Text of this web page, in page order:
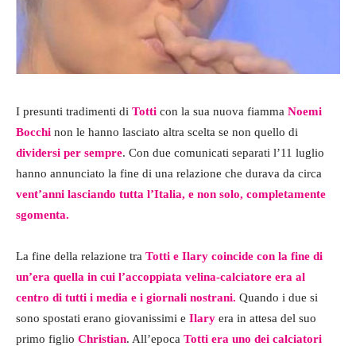
I presunti tradimenti di Totti con la sua nuova fiamma Noemi
Bocchi non le hanno lasciato altra scelta se non quello di
dividersi per sempre. Con due comunicati separati l’11 luglio
hanno annunciato la fine di una relazione che durava da circa
vent’anni lasciando tutta l’Italia, e non solo, completamente
sgomenta.
La fine della relazione tra Totti e Ilary coincide con la fine di
un’era quella in cui l’accoppiata velina-calciatore era al
centro di tutti i media e i giornali nostrani. Quando i due si
sono spostati erano giovanissimi e Ilary era in attesa del suo
primo figlio Christian. All’epoca Totti era uno dei calciatori